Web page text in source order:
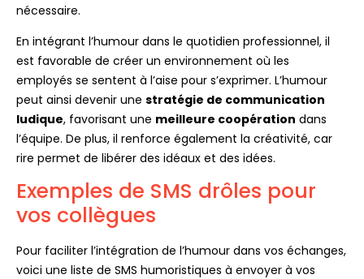
nécessaire.
En intégrant l’humour dans le quotidien professionnel, il
est favorable de créer un environnement où les
employés se sentent à l’aise pour s’exprimer. L’humour
peut ainsi devenir une stratégie de communication
ludique, favorisant une meilleure coopération dans
l’équipe. De plus, il renforce également la créativité, car
rire permet de libérer des idéaux et des idées.
Exemples de SMS drôles pour
vos collègues
Pour faciliter l’intégration de l’humour dans vos échanges,
voici une liste de SMS humoristiques à envoyer à vos